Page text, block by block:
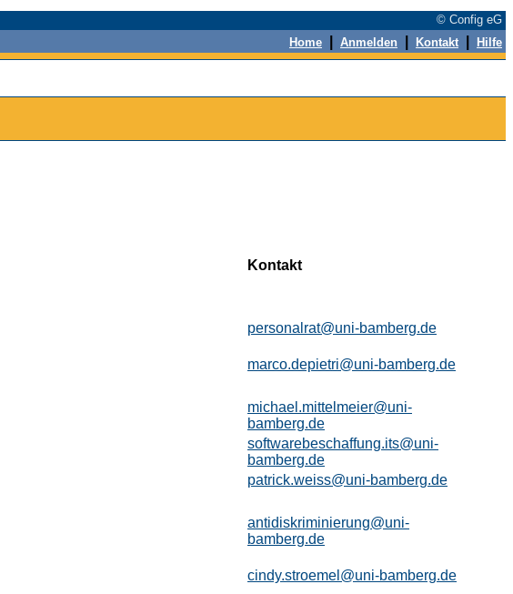
© Config eG
Home Anmelden Kontakt Hilfe
Kontakt
personalrat@uni-bamberg.de
marco.depietri@uni-bamberg.de
michael.mittelmeier@uni-
bamberg.de
softwarebeschaffung.its@uni-
bamberg.de
patrick.weiss@uni-bamberg.de
antidiskriminierung@uni-
bamberg.de
cindy.stroemel@uni-bamberg.de